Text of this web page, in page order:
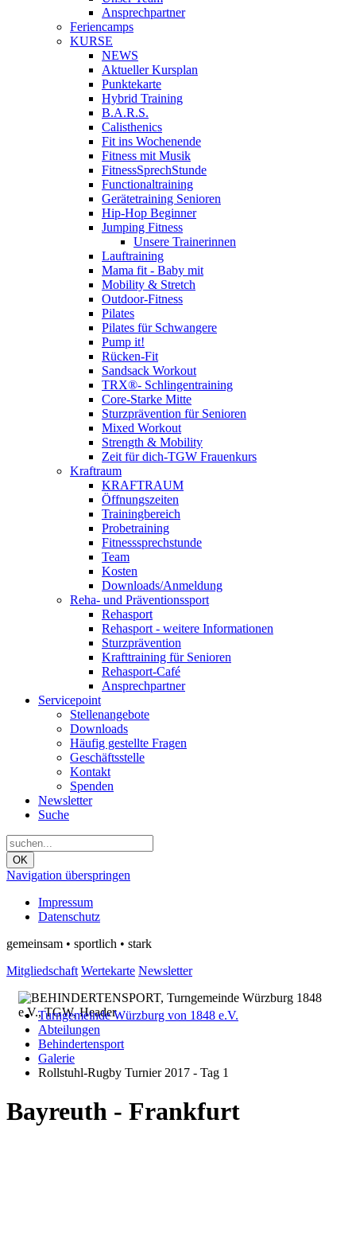
Ansprechpartner
Feriencamps
KURSE
NEWS
Aktueller Kursplan
Punktekarte
Hybrid Training
B.A.R.S.
Calisthenics
Fit ins Wochenende
Fitness mit Musik
FitnessSprechStunde
Functionaltraining
Gerätetraining Senioren
Hip-Hop Beginner
Jumping Fitness
Unsere Trainerinnen
Lauftraining
Mama fit - Baby mit
Mobility & Stretch
Outdoor-Fitness
Pilates
Pilates für Schwangere
Pump it!
Rücken-Fit
Sandsack Workout
TRX®- Schlingentraining
Core-Starke Mitte
Sturzprävention für Senioren
Mixed Workout
Strength & Mobility
Zeit für dich-TGW Frauenkurs
Kraftraum
KRAFTRAUM
Öffnungszeiten
Trainingbereich
Probetraining
Fitnesssprechstunde
Team
Kosten
Downloads/Anmeldung
Reha- und Präventionssport
Rehasport
Rehasport - weitere Informationen
Sturzprävention
Krafttraining für Senioren
Rehasport-Café
Ansprechpartner
Servicepoint
Stellenangebote
Downloads
Häufig gestellte Fragen
Geschäftsstelle
Kontakt
Spenden
Newsletter
Suche
OK
Navigation überspringen
Impressum
Datenschutz
gemeinsam • sportlich • stark
Mitgliedschaft Wertekarte Newsletter
Turngemeinde Würzburg von 1848 e.V.
Abteilungen
Behindertensport
Galerie
Rollstuhl-Rugby Turnier 2017 - Tag 1
Bayreuth - Frankfurt